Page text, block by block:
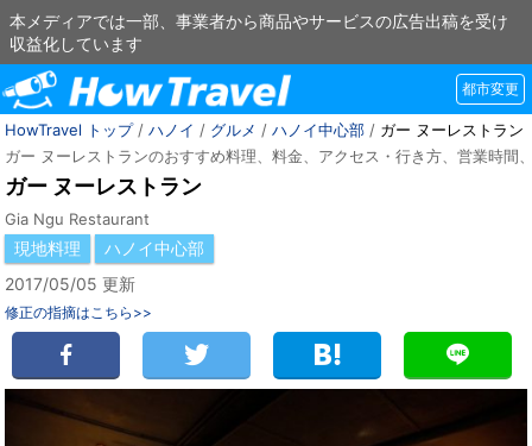
本メディアでは一部、事業者から商品やサービスの広告出稿を受け
収益化しています
都市変更
HowTravel トップ/ ハノイ / グルメ / ハノイ中心部 / ガー ヌーレストラン
ガー ヌーレストランのおすすめ料理、料金、アクセス・行き方、営業時間
ガー ヌーレストラン
Gia Ngu Restaurant
現地料理
ハノイ中心部
2017/05/05 更新
修正の指摘はこちら>>